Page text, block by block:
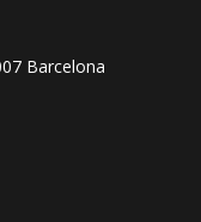
Barcelona